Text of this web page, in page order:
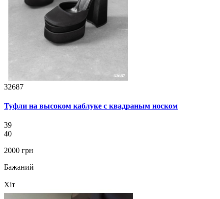
32687
Туфли на высоком каблуке с квадраным носком
39
40
2000 грн
Бажаний
Хіт